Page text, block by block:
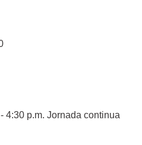
4:30 p.m. Jornada continua